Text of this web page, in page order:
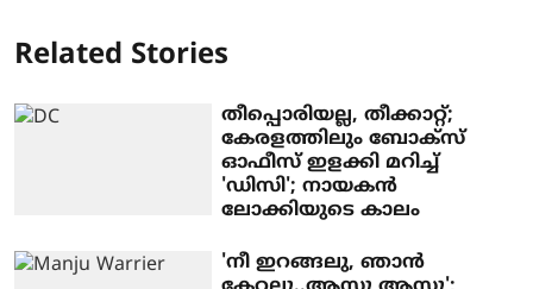
Related Stories
തീപ്പൊരിയല്ല, തീക്കാറ്റ്;
കേരളത്തിലും ബോക്സ്
ഓഫീസ് ഇളക്കി മറിച്ച്
'ഡിസി'; നായകന്‍
ലോക്കിയുടെ കാലം
'നീ ഇറങ്ങലു, ഞാൻ